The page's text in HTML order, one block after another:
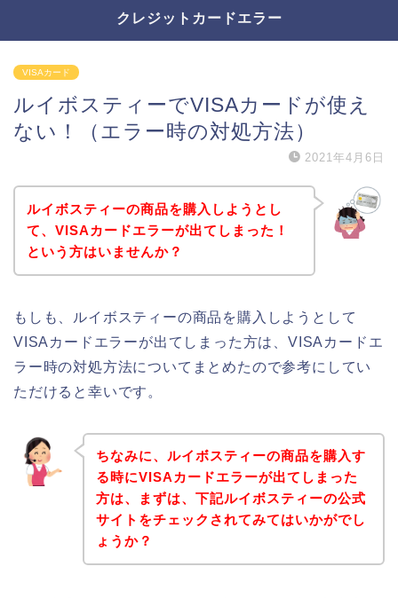
クレジットカードエラー
VISAカード
ルイボスティーでVISAカードが使え
ない！（エラー時の対処方法）
2021年4月6日
ルイボスティーの商品を購入しようとし
て、VISAカードエラーが出てしまった！
という方はいませんか？
もしも、ルイボスティーの商品を購入しようとして
VISAカードエラーが出てしまった方は、VISAカードエ
ラー時の対処方法についてまとめたので参考にしてい
ただけると幸いです。
ちなみに、ルイボスティーの商品を購入す
る時にVISAカードエラーが出てしまった
方は、まずは、下記ルイボスティーの公式
サイトをチェックされてみてはいかがでし
ょうか？